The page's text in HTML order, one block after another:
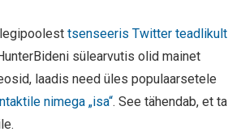
tsenseeris Twitter teadlikult
sülearvutis olid mainet
laadis need üles populaarsetele
nimega „isa“. See tähendab, et ta